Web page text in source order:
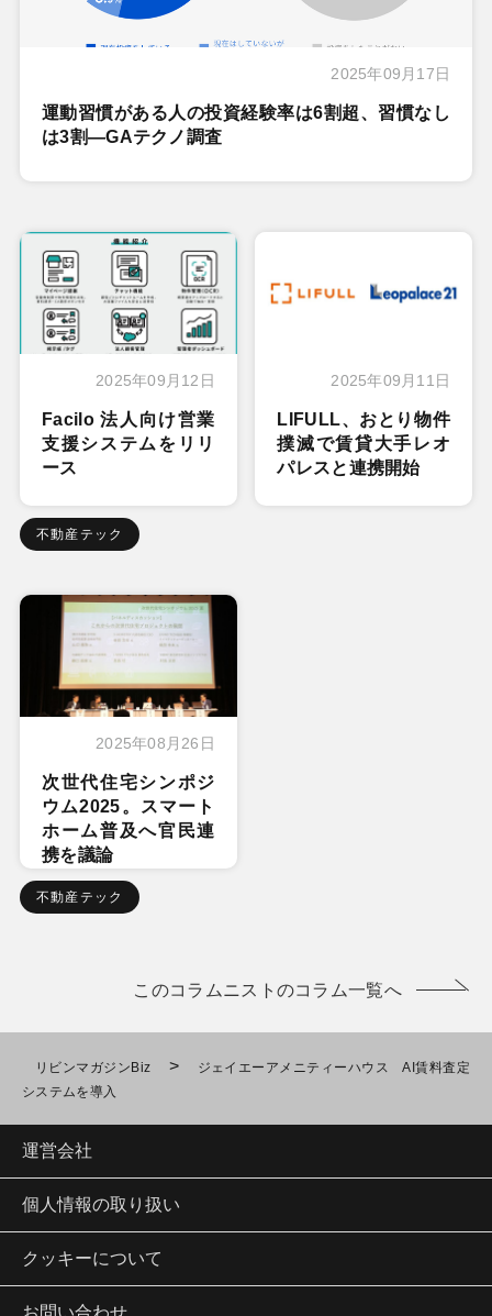
2025年09月17日
運動習慣がある人の投資経験率は6割超、習慣なし
は3割―GAテクノ調査
2025年09月12日
Facilo 法人向け営業
支援システムをリリ
ース
不動産テック
2025年09月11日
LIFULL、おとり物件
撲滅で賃貸大手レオ
パレスと連携開始
2025年08月26日
次世代住宅シンポジ
ウム2025。スマート
ホーム普及へ官民連
携を議論
不動産テック
このコラムニストのコラム一覧へ
リビンマガジンBiz >
ジェイエーアメニティーハウス AI賃料査定
システムを導入
運営会社
個人情報の取り扱い
クッキーについて
お問い合わせ